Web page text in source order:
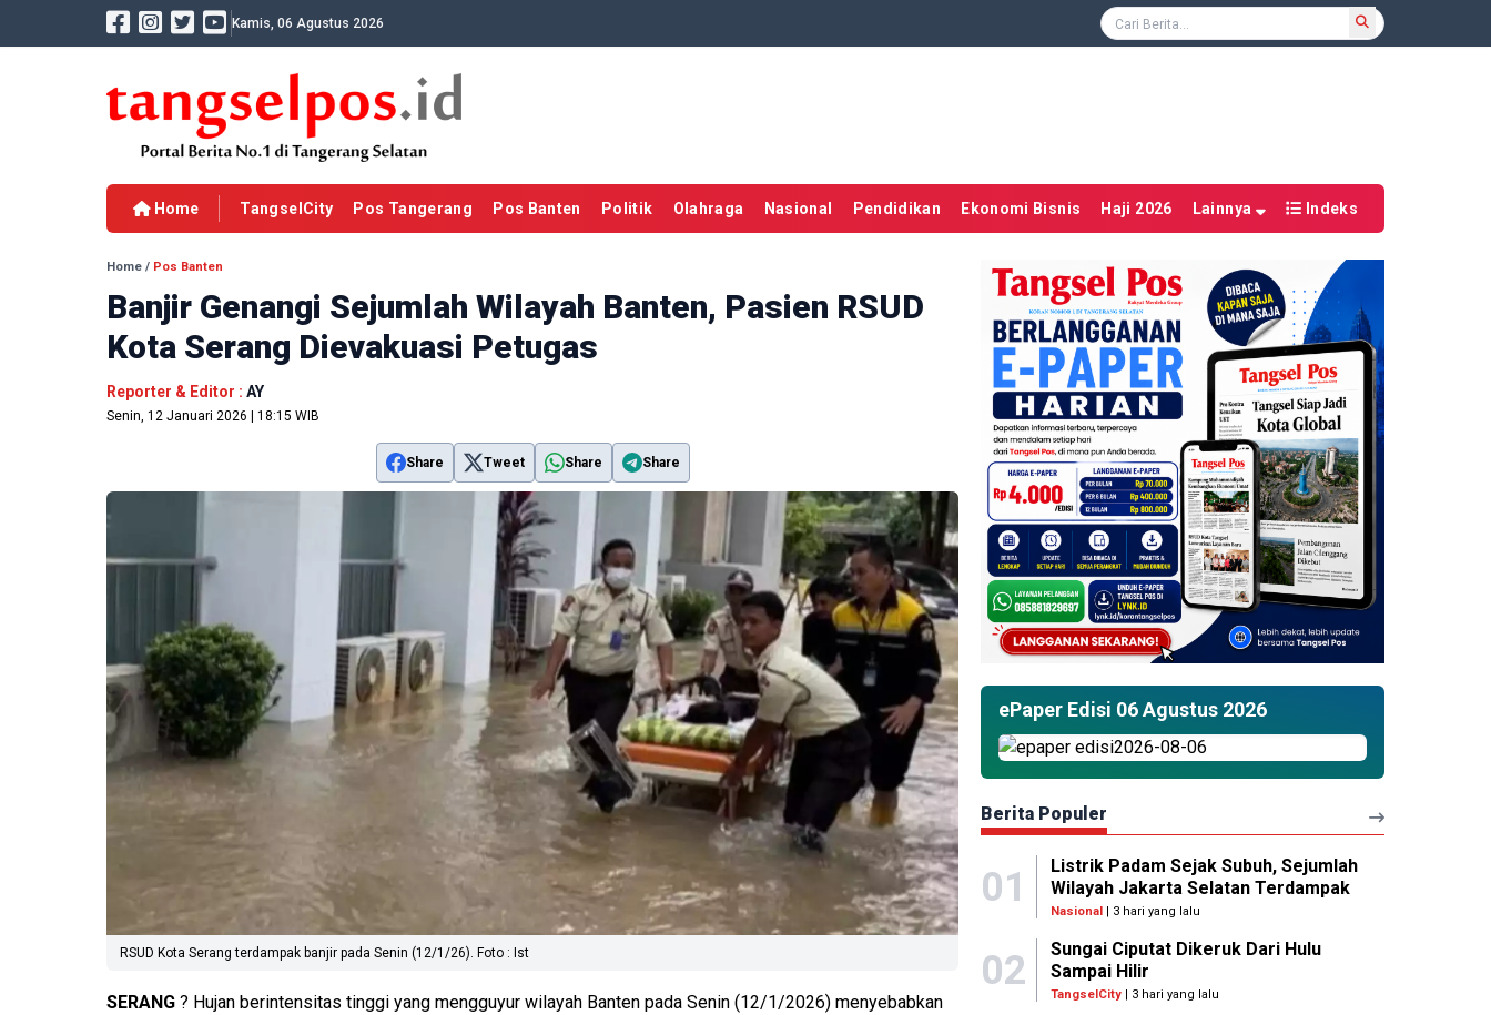
Kamis, 06 Agustus 2026
Home TangselCity Pos Tangerang Pos Banten Politik Olahraga Nasional Pendidikan Ekonomi Bisnis Haji 2026 Lainnya Indeks
Home / Pos Banten
Banjir Genangi Sejumlah Wilayah Banten, Pasien RSUD
Kota Serang Dievakuasi Petugas
Reporter & Editor : AY
Senin, 12 Januari 2026 | 18:15 WIB
Share Tweet Share Share
RSUD Kota Serang terdampak banjir pada Senin (12/1/26). Foto : Ist
SERANG ? Hujan berintensitas tinggi yang mengguyur wilayah Banten pada Senin (12/1/2026) menyebabkan
ePaper Edisi 06 Agustus 2026
Berita Populer
01
Listrik Padam Sejak Subuh, Sejumlah
Wilayah Jakarta Selatan Terdampak
Nasional | 3 hari yang lalu
02
Sungai Ciputat Dikeruk Dari Hulu
Sampai Hilir
TangselCity| 3 hari yang lalu